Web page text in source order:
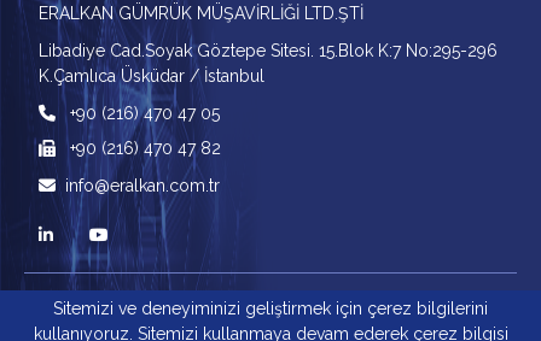
Sitemizi ve deneyiminizi geliştirmek için çerez bilgilerini
kullanıyoruz. Sitemizi kullanmaya devam ederek çerez bilgisi
ERALKAN GÜMRÜK MÜŞAVİRLİĞİ LTD.ŞTİ
Libadiye Cad.Soyak Göztepe Sitesi. 15.Blok K:7 No:295-296
K.Çamlıca Üsküdar / İstanbul
+90 (216) 470 47 05
+90 (216) 470 47 82
info@eralkan.com.tr
© COPYRIGHT 2022
ERALKAN GÜMRÜK
BİNT Ajans